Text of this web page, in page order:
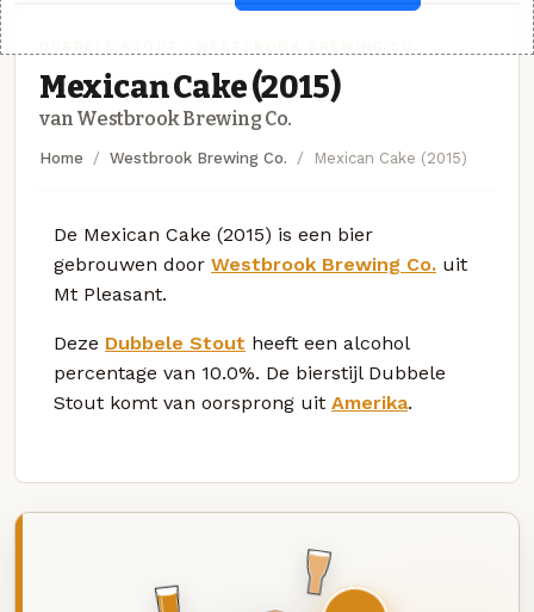
Mexican Cake (2015)
van Westbrook Brewing Co.
Home Westbrook Brewing Co. Mexican Cake (2015)
De Mexican Cake (2015) is een bier
gebrouwen door Westbrook Brewing Co. uit
Mt Pleasant.
Deze Dubbele Stout heeft een alcohol
percentage van 10.0%. De bierstijl Dubbele
Stout komt van oorsprong uit Amerika.